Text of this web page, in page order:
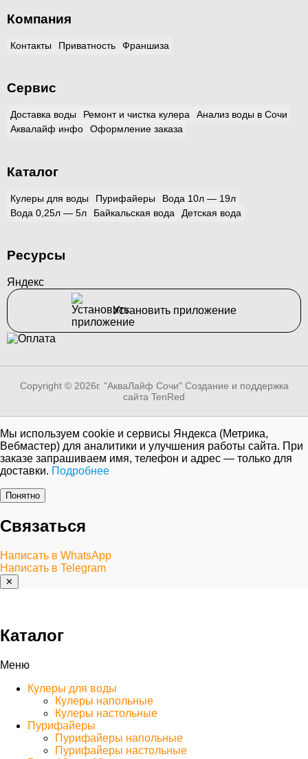
Компания
Контакты Приватность Франшиза
Сервис
Доставка воды Ремонт и чистка кулера
Анализ воды в Сочи
Аквалайф инфо
Оформление заказа
Каталог
Кулеры для воды Пурифайеры
Вода 10л — 19л
Вода 0,25л — 5л
Байкальская вода Детская вода
Ресурсы
Яндекс
Установить приложение
Copyright © 2026г. "АкваЛайф Сочи" Создание и поддержка
сайта TenRed
Мы используем cookie и сервисы Яндекса (Метрика,
Вебмастер) для аналитики и улучшения работы сайта. При
заказе запрашиваем имя, телефон и адрес — только для
доставки. Подробнее
Понятно
Связаться
Написать в WhatsApp
Написать в Telegram
✕
Каталог
Меню
Кулеры для воды
Кулеры напольные
Кулеры настольные
Пурифайеры
Пурифайеры напольные
Пурифайеры настольные